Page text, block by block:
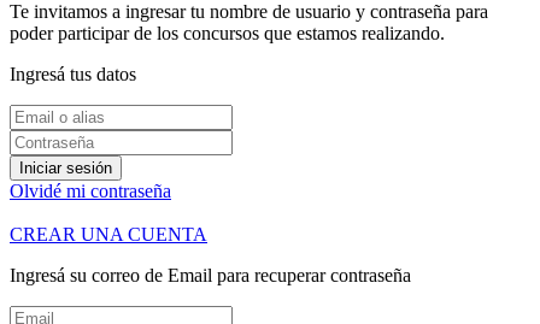
Te invitamos a ingresar tu nombre de usuario y contraseña para
poder participar de los concursos que estamos realizando.
Ingresá tus datos
Iniciar sesión
Olvidé mi contraseña
CREAR UNA CUENTA
Ingresá su correo de Email para recuperar contraseña